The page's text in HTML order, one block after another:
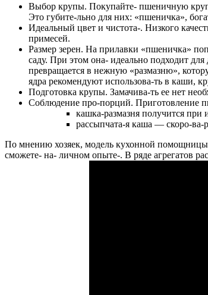
Выбор крупы. Покупайте- пшеничную
Это губите-льно для них: «пшеничка»,
Идеальный цвет и чистота-. Низкого
примесей.
Размер зерен. На прилавки «пшеничка»
саду. При этом она- идеально подходит
превращается в нежную «размазню»,
ядра рекомендуют использова-ть в каши,
Подготовка крупы. Замачива-ть ее нет
Соблюдение про-порций. Приготовление
кашка-размазня получится
рассыпчата-я каша — скоро-
По мнению хозяек, модель кухонной
сможете- на- личном опыте-. В ряде агрегатов